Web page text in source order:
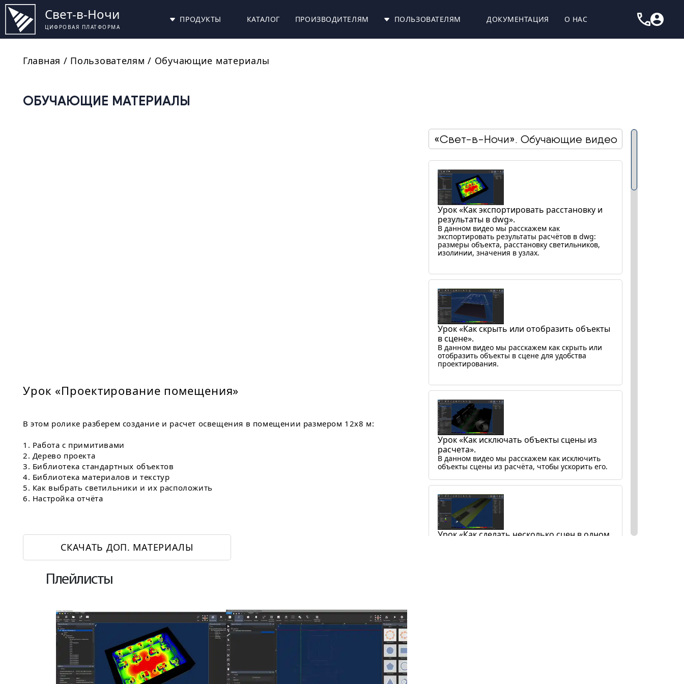
Свет-в-Ночи
ЦИФРОВАЯ ПЛАТФОРМА
ПРОДУКТЫ КАТАЛОГ ПРОИЗВОДИТЕЛЯМ ПОЛЬЗОВАТЕЛЯМ ДОКУМЕНТАЦИЯ О НАС
Главная / Пользователям / Обучающие материалы
ОБУЧАЮЩИЕ МАТЕРИАЛЫ
Урок «Проектирование помещения»
В этом ролике разберем создание и расчет освещения в помещении размером 12х8 м:
1. Работа с примитивами
2. Дерево проекта
3. Библиотека стандартных объектов
4. Библиотека материалов и текстур
5. Как выбрать светильники и их расположить
6. Настройка отчёта
СКАЧАТЬ ДОП. МАТЕРИАЛЫ
«Свет-в-Ночи». Обучающие видео
Урок «Как экспортировать расстановку и
результаты в dwg».
В данном видео мы расскажем как
экспортировать результаты расчётов в dwg:
размеры объекта, расстановку светильников,
изолинии, значения в узлах.
Урок «Как скрыть или отобразить объекты
в сцене».
В данном видео мы расскажем как скрыть или
отобразить объекты в сцене для удобства
проектирования.
Урок «Как исключать объекты сцены из
расчета».
В данном видео мы расскажем как исключить
объекты сцены из расчёта, чтобы ускорить его.
Урок «Как сделать несколько сцен в одном
Плейлисты